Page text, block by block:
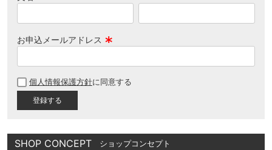
お申込メールアドレス
須
個人情報保護方針に同意する
SHOP CONCEPT ショップコンセプト